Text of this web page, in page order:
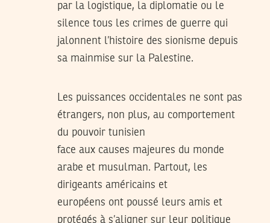
par la logistique, la diplomatie ou le
silence tous les crimes de guerre qui
jalonnent l’histoire des sionisme depuis
sa mainmise sur la Palestine.
Les puissances occidentales ne sont pas
étrangers, non plus, au comportement
du pouvoir tunisien
face aux causes majeures du monde
arabe et musulman. Partout, les
dirigeants américains et
européens ont poussé leurs amis et
protégés à s’aligner sur leur politique